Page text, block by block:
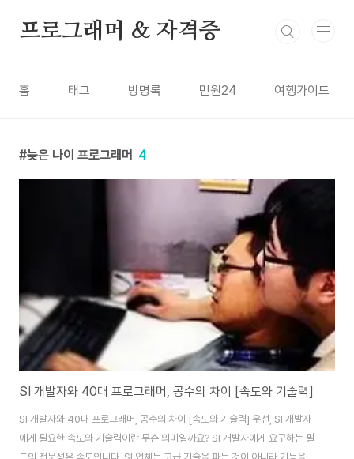
프로그래머 & 자격증
홈 태그 방명록 민원24 여행가이드
늦은 나이 프로그래머 4
SI 개발자와 40대 프로그래머, 공수의 차이 [속도와 기술력]
SI 개발자와 40대 프로그래머, 공수의 차이 [속도와 기술력] 우선, SI 개발자
에게 필요한 속도와 기술력이란 무슨 의미일까요? SI 개발자에게 요구하는 필